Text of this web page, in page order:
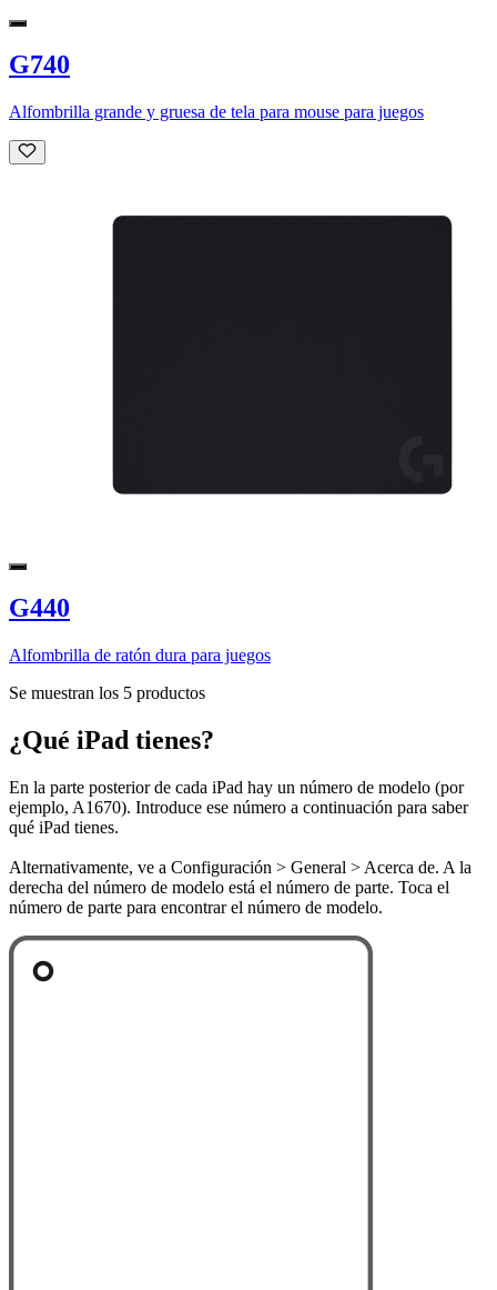
G740
Alfombrilla grande y gruesa de tela para mouse para juegos
G440
Alfombrilla de ratón dura para juegos
Se muestran los 5 productos
¿Qué iPad tienes?
En la parte posterior de cada iPad hay un número de modelo (por
ejemplo, A1670). Introduce ese número a continuación para saber
qué iPad tienes.
Alternativamente, ve a Configuración > General > Acerca de. A la
derecha del número de modelo está el número de parte. Toca el
número de parte para encontrar el número de modelo.